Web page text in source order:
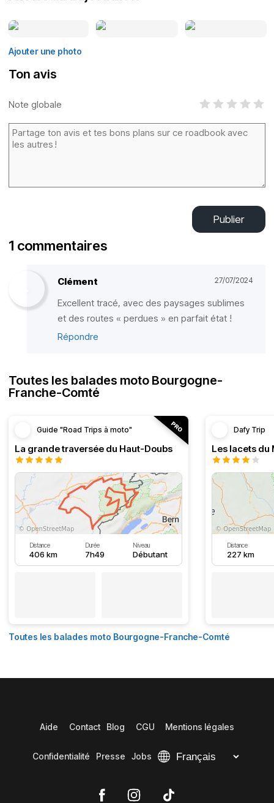
Ajouter une photo
Ton avis
Note globale
Publier
1 commentaires
Clément 27/07/2024
Excellent tracé, avec des paysages sublimes
et des routes « perdues » en parfait état !
Répondre
Toutes les balades moto Bourgogne-
Franche-Comté
Guide "Road Trips à moto"
La grande traversée du Haut-Doubs
Distance
406 km
Durée
7h49
Niveau
Débutant
Dafy Trip
Les lacets du
Distance
227 km
Toutes les balades moto Bourgogne-Franche-Comté
Aide Contact Blog CGU Mentions légales
Confidentialité Presse Jobs